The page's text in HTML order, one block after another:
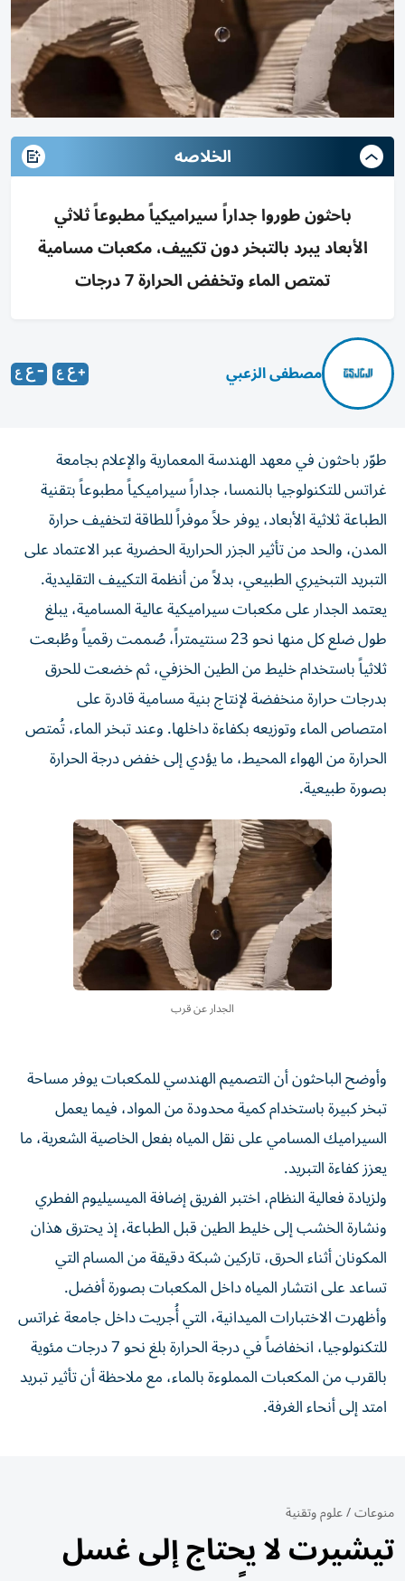
الخلاصه
باحثون طوروا جداراً سيراميكياً مطبوعاً ثلاثي
الأبعاد يبرد بالتبخر دون تكييف، مكعبات مسامية
تمتص الماء وتخفض الحرارة 7 درجات
مصطفى الزعبي
طوّر باحثون في معهد الهندسة المعمارية والإعلام بجامعة
غراتس للتكنولوجيا بالنمسا، جداراً سيراميكياً مطبوعاً بتقنية
الطباعة ثلاثية الأبعاد، يوفر حلاً موفراً للطاقة لتخفيف حرارة
المدن، والحد من تأثير الجزر الحرارية الحضرية عبر الاعتماد على
التبريد التبخيري الطبيعي، بدلاً من أنظمة التكييف التقليدية.
يعتمد الجدار على مكعبات سيراميكية عالية المسامية، يبلغ
طول ضلع كل منها نحو 23 سنتيمتراً، صُممت رقمياً وطُبعت
ثلاثياً باستخدام خليط من الطين الخزفي، ثم خضعت للحرق
بدرجات حرارة منخفضة لإنتاج بنية مسامية قادرة على
امتصاص الماء وتوزيعه بكفاءة داخلها. وعند تبخر الماء، تُمتص
الحرارة من الهواء المحيط، ما يؤدي إلى خفض درجة الحرارة
بصورة طبيعية.
الجدار عن قرب
وأوضح الباحثون أن التصميم الهندسي للمكعبات يوفر مساحة
تبخر كبيرة باستخدام كمية محدودة من المواد، فيما يعمل
السيراميك المسامي على نقل المياه بفعل الخاصية الشعرية، ما
يعزز كفاءة التبريد.
ولزيادة فعالية النظام، اختبر الفريق إضافة الميسيليوم الفطري
ونشارة الخشب إلى خليط الطين قبل الطباعة، إذ يحترق هذان
المكونان أثناء الحرق، تاركين شبكة دقيقة من المسام التي
تساعد على انتشار المياه داخل المكعبات بصورة أفضل.
وأظهرت الاختبارات الميدانية، التي أُجريت داخل جامعة غراتس
للتكنولوجيا، انخفاضاً في درجة الحرارة بلغ نحو 7 درجات مئوية
بالقرب من المكعبات المملوءة بالماء، مع ملاحظة أن تأثير تبريد
امتد إلى أنحاء الغرفة.
منوعات/علوم وتقنية
تيشيرت لا يحتاج إلى غسل